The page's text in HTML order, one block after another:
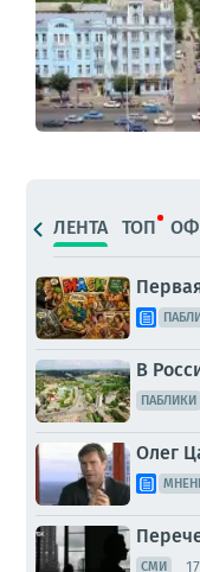
ЛЕНТА ТОП
В
ПАБЛИКИ
Олег
СМИ